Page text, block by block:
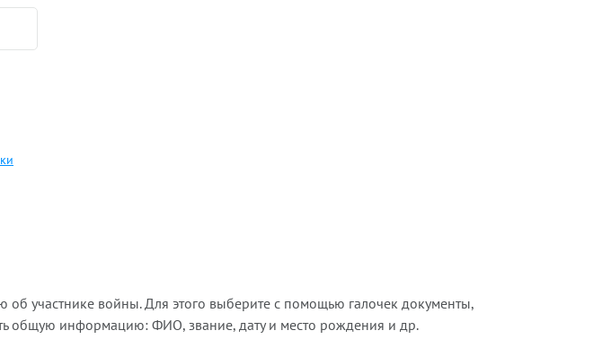
участнике войны. Для этого выберите с помощью галочек документы,
общую информацию: ФИО, звание, дату и место рождения и др.